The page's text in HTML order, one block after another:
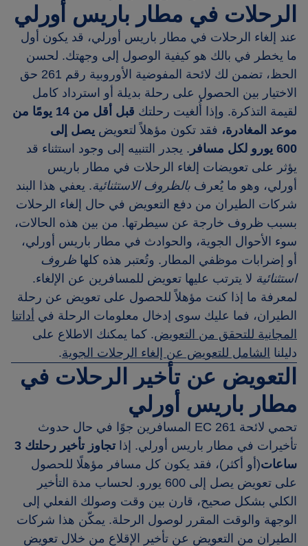
الرحلات في مطار باريس أورلي
عند إلغاء الرحلات في مطار باريس أورلي، قد يكون أول
ما يخطر في بالك هو كيفية الوصول إلى وجهتك. لحسن
الحظ، تضمن لك لائحة المفوضية الأوروبية رقم 261 حق
الاختيار بين الحصول على رحلة بديلة أو استرداد كامل
لقيمة التذكرة. وإذا أُلغيت رحلتك
قبل أقل من 14 يومًا من
موعد المغادرة، فقد تكون مؤهلاً لتعويض يصل إلى
600 يورو لكل مسافر
. يجدر التنبيه إلى وجود استثناء قد
يؤثر على تعويضات إلغاء الرحلات في مطار باريس
أورلي، وهو ما يُعرف بالظروف الاستثنائية. يعفي هذا البند
شركات الطيران من دفع التعويض في حال إلغاء الرحلات
بسبب ظروف خارجة عن سيطرتها. من بين هذه الحالات،
سوء الأحوال الجوية، والحوادث في مطار باريس أورلي،
أو إضرابات موظفي المطار. وتُعتبر هذه كلها ظروف
استثنائية لا يترتب عليها تعويض للمسافرين عن الإلغاء.
لمعرفة ما إذا كنت مؤهلاً للحصول على تعويض عن رحلة
الطيران، فما عليك سوى إدخال معلومات الرحلة في أداتنا
المجانية للتحقق من التعويض. كما يمكنك الاطلاع على
دليلنا الشامل للتعويض عن إلغاء الرحلات الجوية.
التعويض عن تأخير الرحلات في
مطار باريس أورلي
تحمي لائحة EC 261 المسافرين جوًا في حال حدوث
تأخيرات في مطار باريس أورلي. إذا
تجاوز تأخير رحلتك 3
ساعات(أو أكثر)، فقد يكون كل مسافر مؤهلًا للحصول
على تعويض يصل إلى 600 يورو. لحساب مدة التأخير
الكلي بشكل صحيح، قارن بين وقت وصولك الفعلي إلى
الوجهة والوقت المقرر لوصول الرحلة. يمكّن هذا شركات
الطيران من التعويض عن تأخير الإقلاع من خلال تعويض